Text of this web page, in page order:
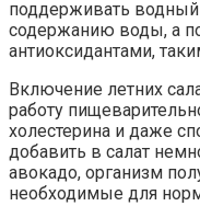
поддерживать
содержанию воды, а
антиоксидантами,
Включение летних
работу
холестерина и даже
добавить в салат
авокадо, организм
необходимые для